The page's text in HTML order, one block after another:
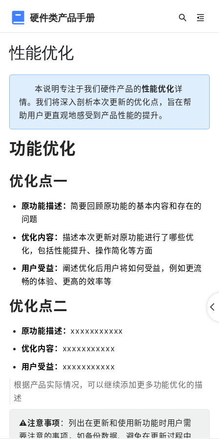
硬件类产品手册
性能优化
本说明专注于我们硬件产品的性能优化详
情。我们将深入剖析本次更新的优化点，旨在帮
助用户更直观地感受到产品性能的提升。
功能优化
优化点一
原功能描述： 简要回顾原功能的基本内容和存在的
问题
优化内容： 描述本次更新对原功能进行了哪些优
化，包括性能提升、操作简化等方面
用户受益： 阐述优化后用户将如何受益，例如更流
畅的体验、更高的效率等
优化点二
原功能描述： xxxxxxxxxxx
优化内容： xxxxxxxxxxx
用户受益： xxxxxxxxxxx
根据产品实际情况，可以继续添加更多功能优化的描
述
⚠️注意事项 ：列出在更新和使用新功能时用户需
要注意的事项，如备份数据、避免在更新过程中